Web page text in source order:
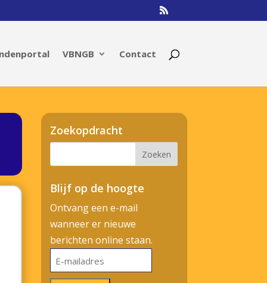
VBNGB Contact
Zoekopdracht
Blijf op de hoogte
Ontvang een e-mail
wanneer er nieuwe
berichten online staan.
E-
mailadres